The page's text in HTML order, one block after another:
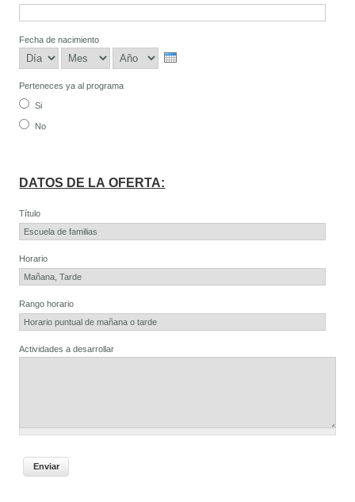
Fecha de nacimiento
Día
Mes Año
Perteneces ya al programa
Si
No
DATOS DE LA OFERTA:
Título
Horario
Rango horario
Actividades a desarrollar